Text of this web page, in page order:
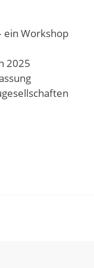
ein Workshop
2025